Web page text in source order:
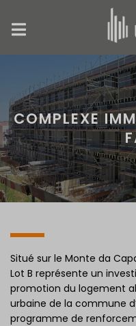
COMPLEXE
Situé sur le Monte da
Lot B représente un
promotion du logement
urbaine de la commune
programme de